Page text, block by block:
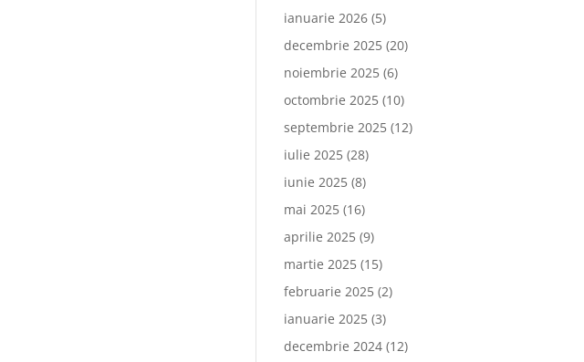
ianuarie 2026 (5)
decembrie 2025 (20)
noiembrie 2025 (6)
octombrie 2025 (10)
septembrie 2025 (12)
iulie 2025 (28)
iunie 2025 (8)
mai 2025 (16)
aprilie 2025 (9)
martie 2025 (15)
februarie 2025 (2)
ianuarie 2025 (3)
decembrie 2024 (12)